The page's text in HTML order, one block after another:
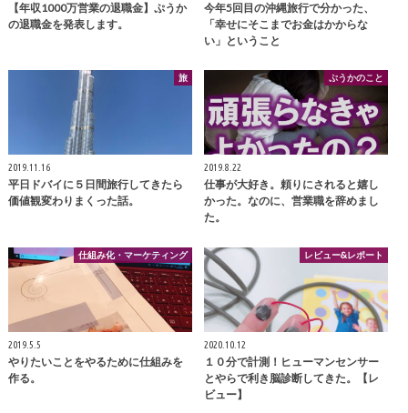
【年収1000万営業の退職金】ぷうか
の退職金を発表します。
今年5回目の沖縄旅行で分かった、
「幸せにそこまでお金はかからな
い」ということ
旅
2019.11.16
平日ドバイに５日間旅行してきたら
価値観変わりまくった話。
ぷうかのこと
2019.8.22
仕事が大好き。頼りにされると嬉し
かった。なのに、営業職を辞めまし
た。
仕組み化・マーケティング
2019.5.5
やりたいことをやるために仕組みを
作る。
レビュー&レポート
2020.10.12
１０分で計測！ヒューマンセンサー
とやらで利き脳診断してきた。【レ
ビュー】